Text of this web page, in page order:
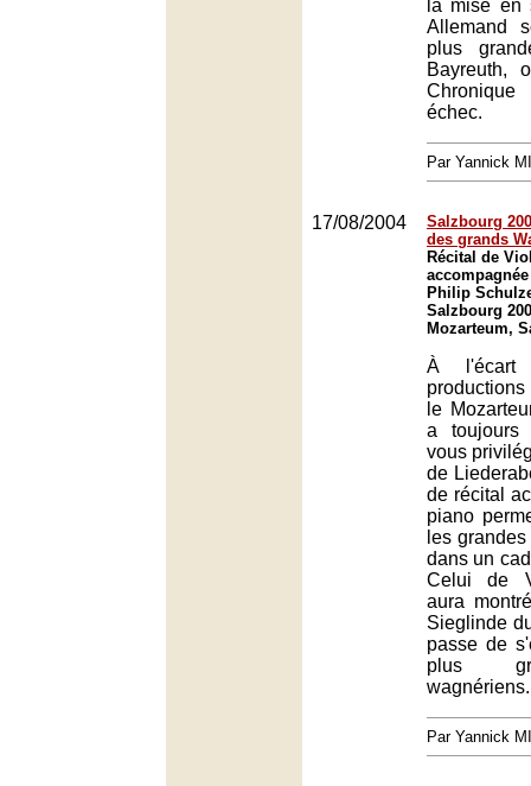
la mise en
Allemand
plus
Bayreuth,
échec.
Par Yannick
17/08/2004
Salzbourg
des grands
Récital de
Philip
Salzbourg
Mozarteum,
À l'écart
le
a toujours
vous
de
de récital
piano
les
dans un
Celui de
aura
Sieglinde
passe de
plus
wagnériens.
Par Yannick